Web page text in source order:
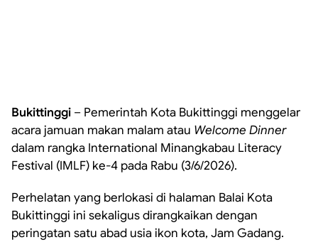
Bukittinggi – Pemerintah Kota Bukittinggi menggelar
acara jamuan makan malam atau Welcome Dinner
dalam rangka International Minangkabau Literacy
Festival (IMLF) ke-4 pada Rabu (3/6/2026).
Perhelatan yang berlokasi di halaman Balai Kota
Bukittinggi ini sekaligus dirangkaikan dengan
peringatan satu abad usia ikon kota, Jam Gadang.